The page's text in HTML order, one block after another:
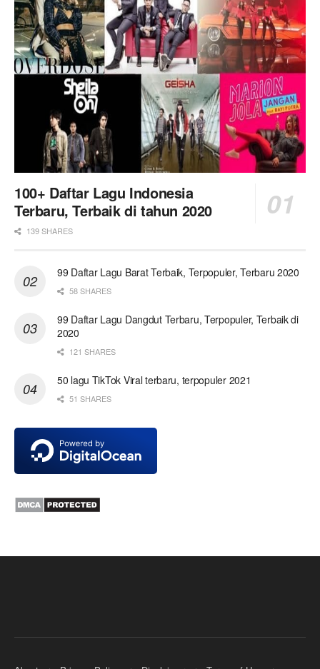
100+ Daftar Lagu Indonesia
Terbaru, Terbaik di tahun 2020
139 SHARES
99 Daftar Lagu Barat Terbaik, Terpopuler, Terbaru 2020
58 SHARES
99 Daftar Lagu Dangdut Terbaru, Terpopuler, Terbaik di
2020
121 SHARES
50 lagu TikTok Viral terbaru, terpopuler 2021
51 SHARES